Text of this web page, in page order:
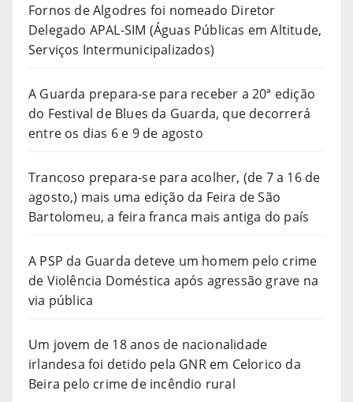
Fornos de Algodres foi nomeado Diretor
Delegado APAL-SIM (Águas Públicas em Altitude,
Serviços Intermunicipalizados)
A Guarda prepara-se para receber a 20ª edição
do Festival de Blues da Guarda, que decorrerá
entre os dias 6 e 9 de agosto
Trancoso prepara-se para acolher, (de 7 a 16 de
agosto,) mais uma edição da Feira de São
Bartolomeu, a feira franca mais antiga do país
A PSP da Guarda deteve um homem pelo crime
de Violência Doméstica após agressão grave na
via pública
Um jovem de 18 anos de nacionalidade
irlandesa foi detido pela GNR em Celorico da
Beira pelo crime de incêndio rural